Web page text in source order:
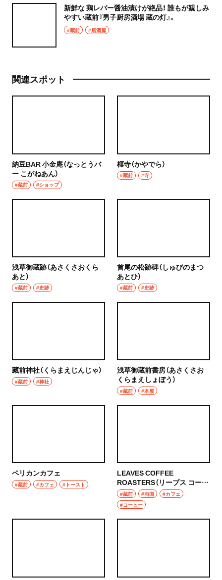
新鮮な 鶏レバー醤油漬けが絶品！ 誰もが親しみ
やすい蔵前『男子厨房酒場 蔵の灯』。
#蔵前 #居酒屋
関連スポット
納豆BAR 小金庵（なっとうバ
ー こがねあん）
#蔵前 #ショップ
榧寺（かやでら）
#蔵前 #寺
浅草御蔵跡（あさくさおくら
あと）
#蔵前 #史跡
首尾の松跡碑（しゅびのまつ
あとひ）
#蔵前 #史跡
藏前神社（くらまえじんじゃ）
#蔵前 #神社
浅草御蔵前書房（あさくさお
くらまえしょぼう）
#蔵前 #本屋
ペリカンカフェ
#蔵前 #カフェ #トースト
LEAVES COFFEE
ROASTERS（リーブス コーヒ
ー ロースターズ）
#蔵前 #両国
#カフェ
#コーヒー